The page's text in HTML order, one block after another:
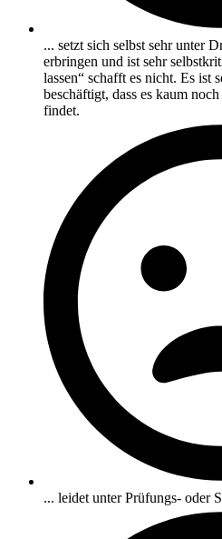
... setzt sich selbst sehr unter
erbringen und ist sehr
lassen“ schafft es nicht. Es ist
beschäftigt, dass es kaum
findet.
... leidet unter Prüfungs- oder